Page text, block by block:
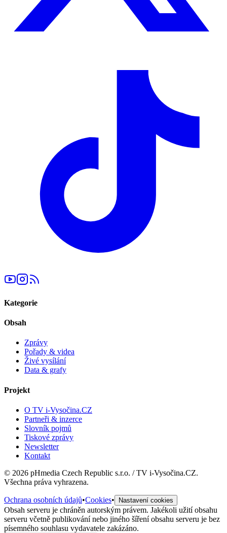
Kategorie
Obsah
Zprávy
Pořady & videa
Živé vysílání
Data & grafy
Projekt
O TV i-Vysočina.CZ
Partneři & inzerce
Slovník pojmů
Tiskové zprávy
Newsletter
Kontakt
© 2026 pHmedia Czech Republic s.r.o. / TV i-Vysočina.CZ.
Všechna práva vyhrazena.
Ochrana osobních údajů•Cookies• Nastavení cookies
Obsah serveru je chráněn autorským právem. Jakékoli užití obsahu
serveru včetně publikování nebo jiného šíření obsahu serveru je bez
písemného souhlasu vydavatele zakázáno.